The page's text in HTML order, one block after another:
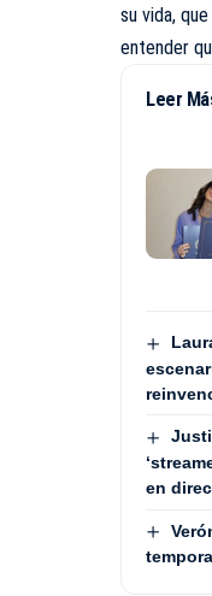
su vida,
entender
Leer
en